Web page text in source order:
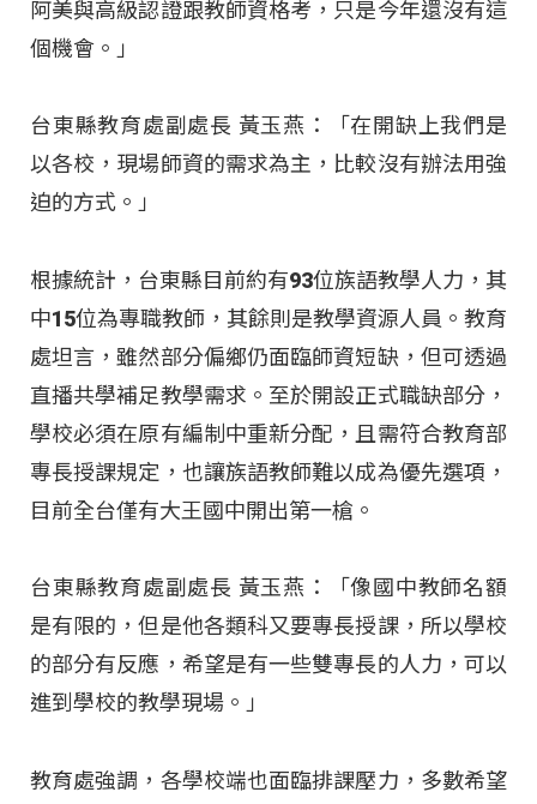
阿美與高級認證跟教師資格考，只是今年還沒有這
個機會。」
台東縣教育處副處長 黃玉燕：「在開缺上我們是
以各校，現場師資的需求為主，比較沒有辦法用強
迫的方式。」
根據統計，台東縣目前約有93位族語教學人力，其
中15位為專職教師，其餘則是教學資源人員。教育
處坦言，雖然部分偏鄉仍面臨師資短缺，但可透過
直播共學補足教學需求。至於開設正式職缺部分，
學校必須在原有編制中重新分配，且需符合教育部
專長授課規定，也讓族語教師難以成為優先選項，
目前全台僅有大王國中開出第一槍。
台東縣教育處副處長 黃玉燕：「像國中教師名額
是有限的，但是他各類科又要專長授課，所以學校
的部分有反應，希望是有一些雙專長的人力，可以
進到學校的教學現場。」
教育處強調，各學校端也面臨排課壓力，多數希望